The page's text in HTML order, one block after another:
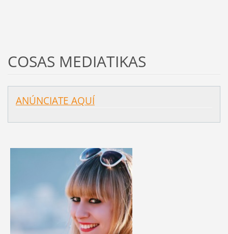
COSAS MEDIATIKAS
ANÚNCIATE AQUÍ